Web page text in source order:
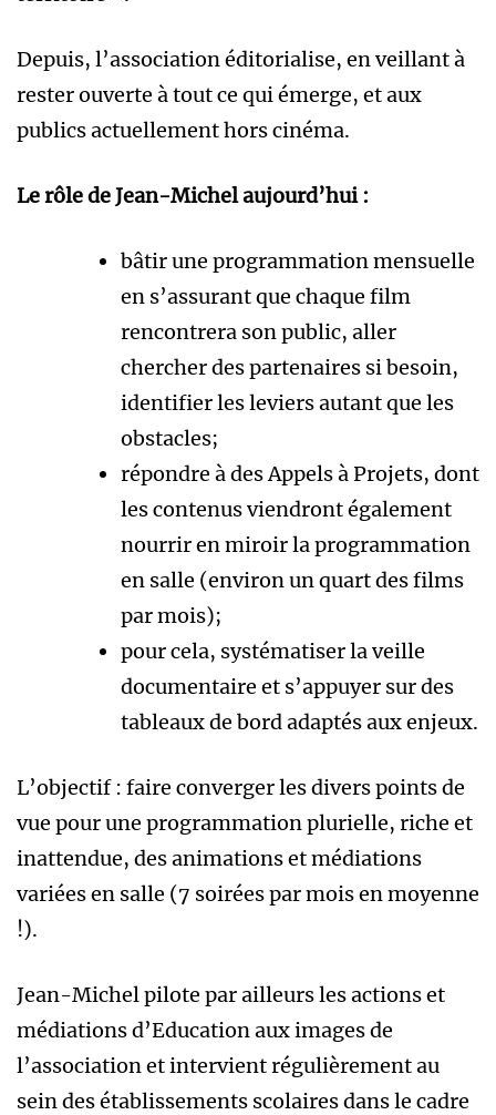
Depuis, l’association éditorialise, en veillant à
rester ouverte à tout ce qui émerge, et aux
publics actuellement hors cinéma.
Le rôle de Jean-Michel aujourd’hui :
bâtir une programmation mensuelle
en s’assurant que chaque film
rencontrera son public, aller
chercher des partenaires si besoin,
identifier les leviers autant que les
obstacles;
répondre à des Appels à Projets, dont
les contenus viendront également
nourrir en miroir la programmation
en salle (environ un quart des films
par mois);
pour cela, systématiser la veille
documentaire et s’appuyer sur des
tableaux de bord adaptés aux enjeux.
L’objectif : faire converger les divers points de
vue pour une programmation plurielle, riche et
inattendue, des animations et médiations
variées en salle (7 soirées par mois en moyenne
!).
Jean-Michel pilote par ailleurs les actions et
médiations d’Education aux images de
l’association et intervient régulièrement au
sein des établissements scolaires dans le cadre